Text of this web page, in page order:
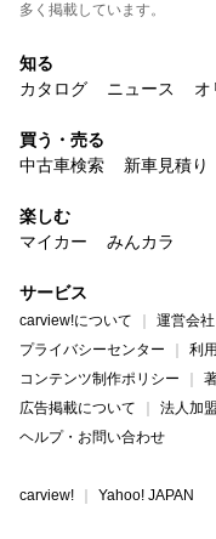
多く掲載しています。
知る
カタログ
ニュース オ
買う・売る
中古車検索
新車見積り
楽しむ
マイカー
みんカラ
サービス
carview!について 運営会社
プライバシーセンター
利
コンテンツ制作ポリシー
広告掲載について
法人加
ヘルプ・お問い合わせ
carview! Yahoo! JAPAN